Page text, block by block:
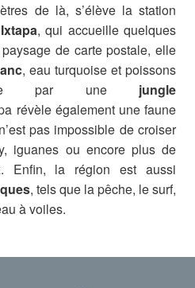
de là, s’élève la station
Ixtapa, qui accueille quelques
de carte postale, elle
, eau turquoise et poissons
par une jungle
révèle également une faune
pas impossible de croiser
iguanes ou encore plus de
Enfin, la région est aussi
, tels que la pêche, le surf,
à voiles.